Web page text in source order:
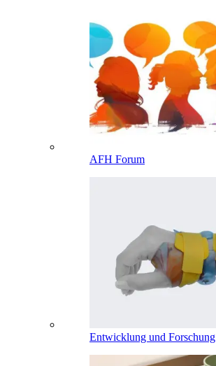
AFH Forum
Entwicklung und Forschung